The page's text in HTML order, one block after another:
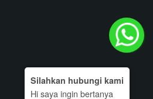
Silahkan hubungi kami
Hi saya ingin bertanya